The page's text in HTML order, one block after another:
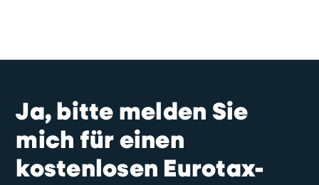
Ja, bitte melden Sie
mich für einen
kostenlosen Eurotax-